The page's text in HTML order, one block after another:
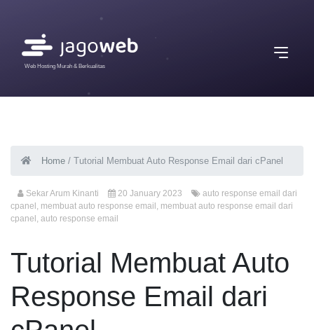
Web Hosting Murah & Berkualitas
Home / Tutorial Membuat Auto Response Email dari cPanel
Sekar Arum Kinanti 20 January 2023
auto response email dari
cpanel , membuat auto response email , membuat auto response email dari
cpanel , auto response email
Tutorial Membuat Auto
Response Email dari